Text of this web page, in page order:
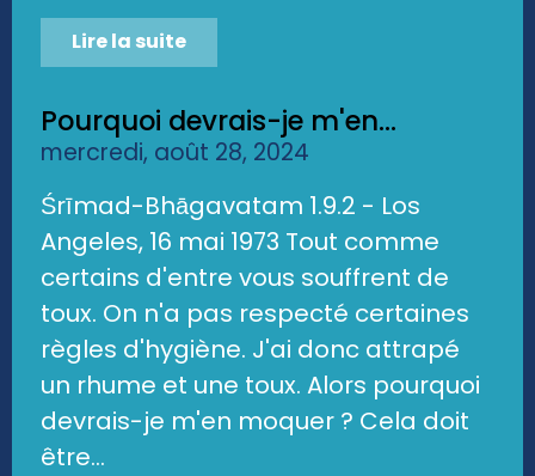
Lire la suite
Pourquoi devrais-je m'en...
mercredi, août 28, 2024
Śrīmad-Bhāgavatam 1.9.2 - Los
Angeles, 16 mai 1973 Tout comme
certains d'entre vous souffrent de
toux. On n'a pas respecté certaines
règles d'hygiène. J'ai donc attrapé
un rhume et une toux. Alors pourquoi
devrais-je m'en moquer ? Cela doit
être...